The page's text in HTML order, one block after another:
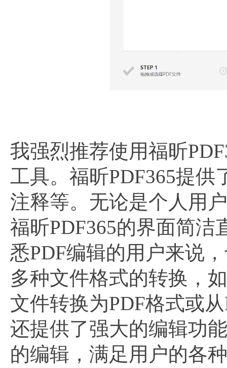
我强烈推荐使用福昕
工具。福昕PDF365提供
注释等。无论是个人用
福昕PDF365的界面简
悉PDF编辑的用户来说
多种文件格式的转换，
文件转换为PDF格式或
还提供了强大的编辑功
的编辑，满足用户的各